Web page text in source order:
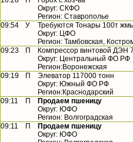
Округ: СКФО
Регион: Ставрополье
09:54
У Требуются Тонары 100т
Округ: ЦФО
Регион: Тамбовская,
09:23
П
Компрессор винтовой ДЭН
Округ: Центральный ФО РФ
Регион:Воронежская
09:19
П Элеватор 117000 тонн
Округ: Южный ФО РФ
Регион:Краснодарский
09:11
П
Продаем пшеницу
Округ: ЮФО
Регион: Волгоградская
09:11
П
Продаем пшеницу
Округ: ЮФО